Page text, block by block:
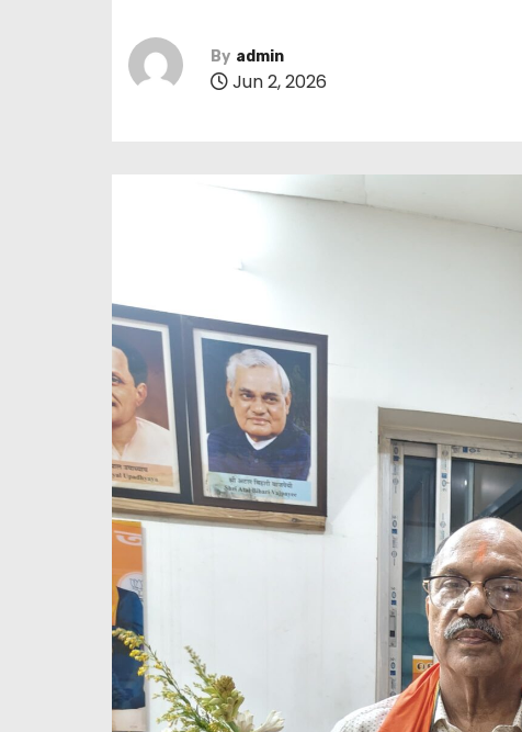
By admin
Jun 2, 2026